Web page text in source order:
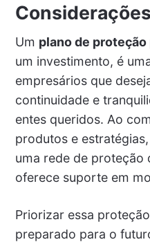
Um plano de proteção
um investimento, é
empresários que
continuidade e
entes queridos. Ao
produtos e
uma rede de proteção
oferece suporte em
Priorizar essa
preparado para o